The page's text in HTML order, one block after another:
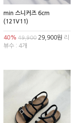
min 스니커즈 6cm
(121V11)
40% 49,900 29,900원 리
뷰수 : 4개